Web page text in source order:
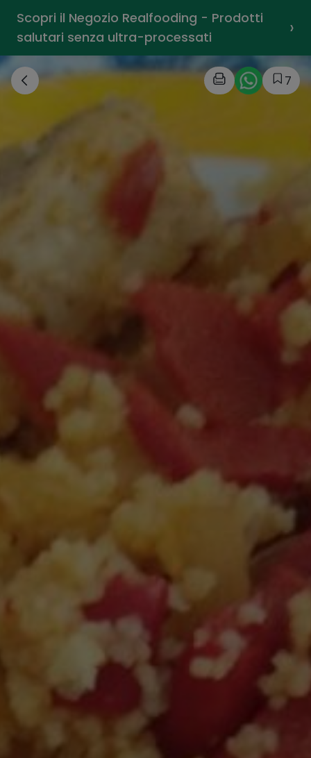
Scopri il Negozio Realfooding - Prodotti
salutari senza ultra-processati
›
7